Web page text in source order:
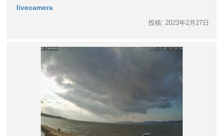
livecamera
投稿: 2023年2月27日